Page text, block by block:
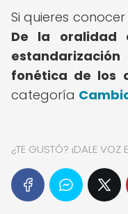
Si quieres
De la oralidad
fonética de los
categoría
¿TE GUSTÓ? ¡DALE VOZ